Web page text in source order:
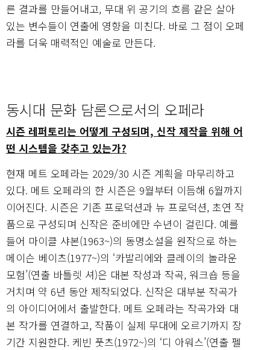
른 결과를 만들어내고, 무대 위 공기의 흐름 같은 살아
있는 변수들이 연출에 영향을 미친다. 바로 그 점이 오페
라를 더욱 매력적인 예술로 만든다.
동시대 문화 담론으로서의 오페라
시즌 레퍼토리는 어떻게 구성되며, 신작 제작을 위해 어
떤 시스템을 갖추고 있는가?
현재 메트 오페라는 2029/30 시즌 계획을 마무리하고
있다. 메트 오페라의 한 시즌은 9월부터 이듬해 6월까지
이어진다. 시즌은 기존 프로덕션과 뉴 프로덕션, 초연 작
품으로 구성되며 신작은 준비에만 수년이 걸린다. 예를
들어 마이클 샤본(1963~)의 동명소설을 원작으로 하는
메이슨 베이츠(1977~)의 ‘카발리에와 클레이의 놀라운
모험’(연출 바틀렛 셔)은 대본 작성과 작곡, 워크숍 등을
거치며 약 6년 동안 제작되었다. 신작은 대부분 작곡가
의 아이디어에서 출발한다. 메트 오페라는 작곡가와 대
본 작가를 연결하고, 작품이 실제 무대에 오르기까지 장
기간 지원한다. 케빈 풋츠(1972~)의 ‘디 아워스’(연출 펠